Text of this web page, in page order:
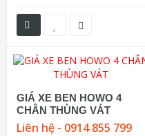
GIÁ XE BEN HOWO 4
CHÂN THÙNG VÁT
Liên hệ - 0914 855 799